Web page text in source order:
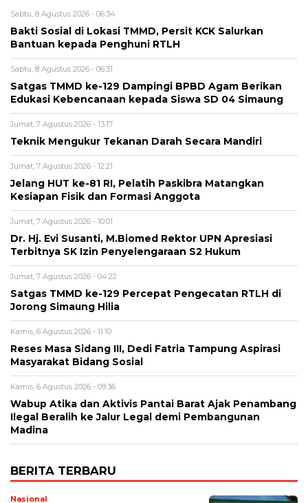
Sabtu, 8 Agustus 2026 - 06:34
Bakti Sosial di Lokasi TMMD, Persit KCK Salurkan
Bantuan kepada Penghuni RTLH
Sabtu, 8 Agustus 2026 - 06:31
Satgas TMMD ke-129 Dampingi BPBD Agam Berikan
Edukasi Kebencanaan kepada Siswa SD 04 Simaung
Jumat, 7 Agustus 2026 - 13:17
Teknik Mengukur Tekanan Darah Secara Mandiri
Jumat, 7 Agustus 2026 - 12:21
Jelang HUT ke-81 RI, Pelatih Paskibra Matangkan
Kesiapan Fisik dan Formasi Anggota
Jumat, 7 Agustus 2026 - 10:01
Dr. Hj. Evi Susanti, M.Biomed Rektor UPN Apresiasi
Terbitnya SK Izin Penyelengaraan S2 Hukum
Jumat, 7 Agustus 2026 - 04:22
Satgas TMMD ke-129 Percepat Pengecatan RTLH di
Jorong Simaung Hilia
Kamis, 6 Agustus 2026 - 11:10
Reses Masa Sidang III, Dedi Fatria Tampung Aspirasi
Masyarakat Bidang Sosial
Kamis, 6 Agustus 2026 - 09:36
Wabup Atika dan Aktivis Pantai Barat Ajak Penambang
Ilegal Beralih ke Jalur Legal demi Pembangunan
Madina
BERITA TERBARU
Nasional